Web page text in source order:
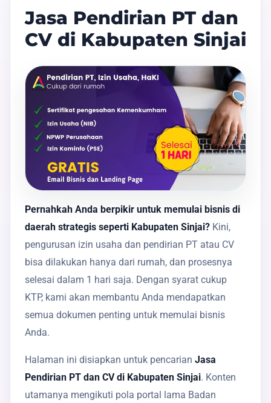
Jasa Pendirian PT dan
CV di Kabupaten Sinjai
Pernahkah Anda berpikir untuk memulai bisnis di
daerah strategis seperti Kabupaten Sinjai? Kini,
pengurusan izin usaha dan pendirian PT atau CV
bisa dilakukan hanya dari rumah, dan prosesnya
selesai dalam 1 hari saja. Dengan syarat cukup
KTP, kami akan membantu Anda mendapatkan
semua dokumen penting untuk memulai bisnis
Anda.
Halaman ini disiapkan untuk pencarian Jasa
Pendirian PT dan CV di Kabupaten Sinjai. Konten
utamanya mengikuti pola portal lama Badan